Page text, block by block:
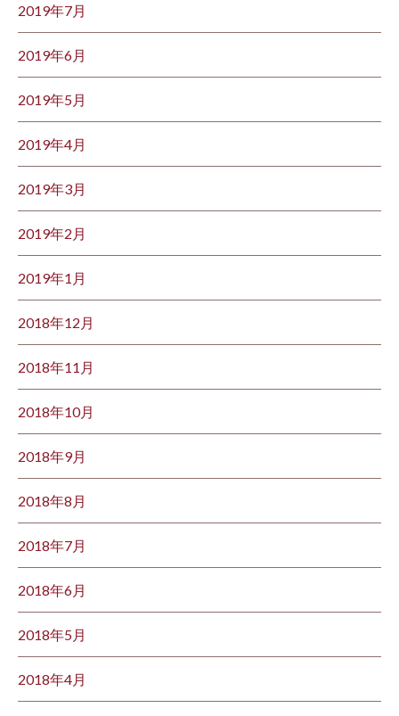
2019年7月
2019年6月
2019年5月
2019年4月
2019年3月
2019年2月
2019年1月
2018年12月
2018年11月
2018年10月
2018年9月
2018年8月
2018年7月
2018年6月
2018年5月
2018年4月